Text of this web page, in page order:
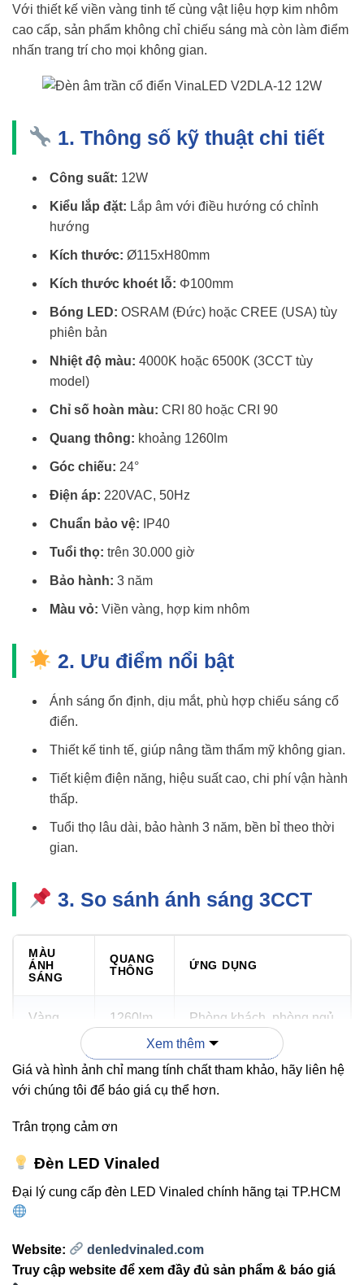
Với thiết kế viền vàng tinh tế cùng vật liệu hợp kim nhôm
cao cấp, sản phẩm không chỉ chiếu sáng mà còn làm điểm
nhấn trang trí cho mọi không gian.
1. Thông số kỹ thuật chi tiết
Công suất: 12W
Kiểu lắp đặt: Lắp âm với điều hướng có chỉnh
hướng
Kích thước: Ø115xH80mm
Kích thước khoét lỗ: Φ100mm
Bóng LED: OSRAM (Đức) hoặc CREE (USA) tùy
phiên bản
Nhiệt độ màu: 4000K hoặc 6500K (3CCT tùy
model)
Chỉ số hoàn màu: CRI 80 hoặc CRI 90
Quang thông: khoảng 1260lm
Góc chiếu: 24°
Điện áp: 220VAC, 50Hz
Chuẩn bảo vệ: IP40
Tuổi thọ: trên 30.000 giờ
Bảo hành: 3 năm
Màu vỏ: Viền vàng, hợp kim nhôm
2. Ưu điểm nổi bật
Ánh sáng ổn định, dịu mắt, phù hợp chiếu sáng cổ
điển.
Thiết kế tinh tế, giúp nâng tầm thẩm mỹ không gian.
Tiết kiệm điện năng, hiệu suất cao, chi phí vận hành
thấp.
Tuổi thọ lâu dài, bảo hành 3 năm, bền bỉ theo thời
gian.
3. So sánh ánh sáng 3CCT
MÀU
ÁNH
SÁNG
QUANG
THÔNG
ỨNG DỤNG
Vàng 1260lm Phòng khách, phòng ngủ
Trung
tính
1260lm Phòng ăn, hành lang
Trắng
1260lm
Tham khảo thêm các sản phẩm LED từ VinaLED:
Xem thêm
Giá và hình ảnh chỉ mang tính chất tham khảo, hãy liên hệ
với chúng tôi để báo giá cụ thể hơn.
Trân trọng cảm ơn
Đèn LED Vinaled
Đại lý cung cấp đèn LED Vinaled chính hãng tại TP.HCM
Website:
denledvinaled.com
Truy cập website để xem đầy đủ sản phẩm & báo giá